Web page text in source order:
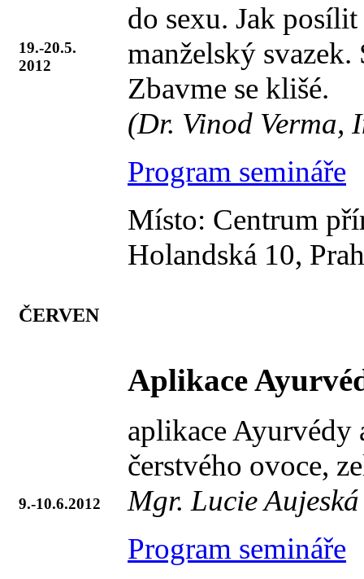
19.-20.5.
2012
do sexu. Jak
manželský svazek.
Zbavme se klišé.
(Dr. Vinod Verma,
Program semináře
Místo: Centrum
Holandská 10,
ČERVEN
9.-10.6.2012
Aplikace
aplikace
čerstvého ovoce,
Mgr. Lucie Aujeská
Program semináře